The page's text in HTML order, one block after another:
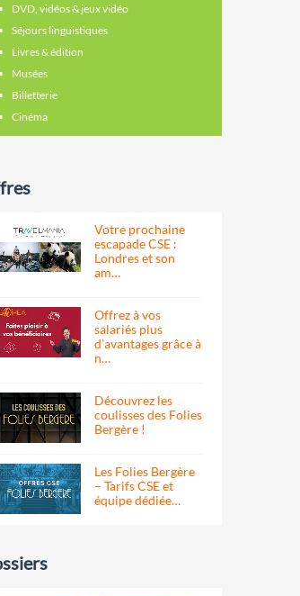
DVD, vidéos & jeux vidéo
Séjours linguistiques
Livres & édition
Musées
Billetterie
Cinéma
Votre prochaine
escapade CSE :
Londres et son
am…
Offrez à vos
salariés plus
d’avantages grâce à
n…
Découvrez les
coulisses des Folies
Bergère !
Les Folies Bergère
– Tarifs CSE et
équipe dédiée…